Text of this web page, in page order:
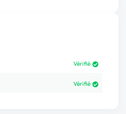
Vérifié
Vérifié